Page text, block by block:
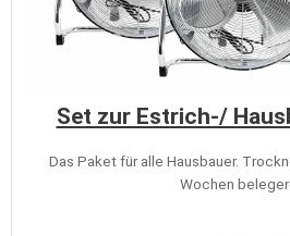
Set zur Estrich-/
Das Paket für alle Hausbauer.
Wochen